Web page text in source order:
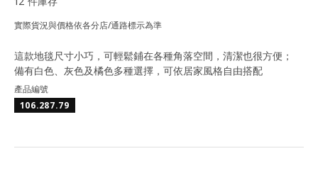
實際貨況與價格依各分店/通路標示為準
這款地毯尺寸小巧，可輕鬆鋪在各種角落空間，清潔也很方便；
備有白色、灰色及橘色多種選擇，可依居家風格自由搭配
產品編號
106.287.79